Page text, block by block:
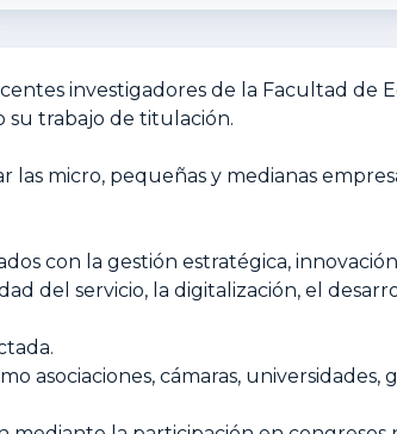
investigadores de la Facultad de
su trabajo de titulación.
micro, pequeñas y medianas
con la gestión estratégica,
del servicio, la digitalización, el
asociaciones, cámaras, universidades,